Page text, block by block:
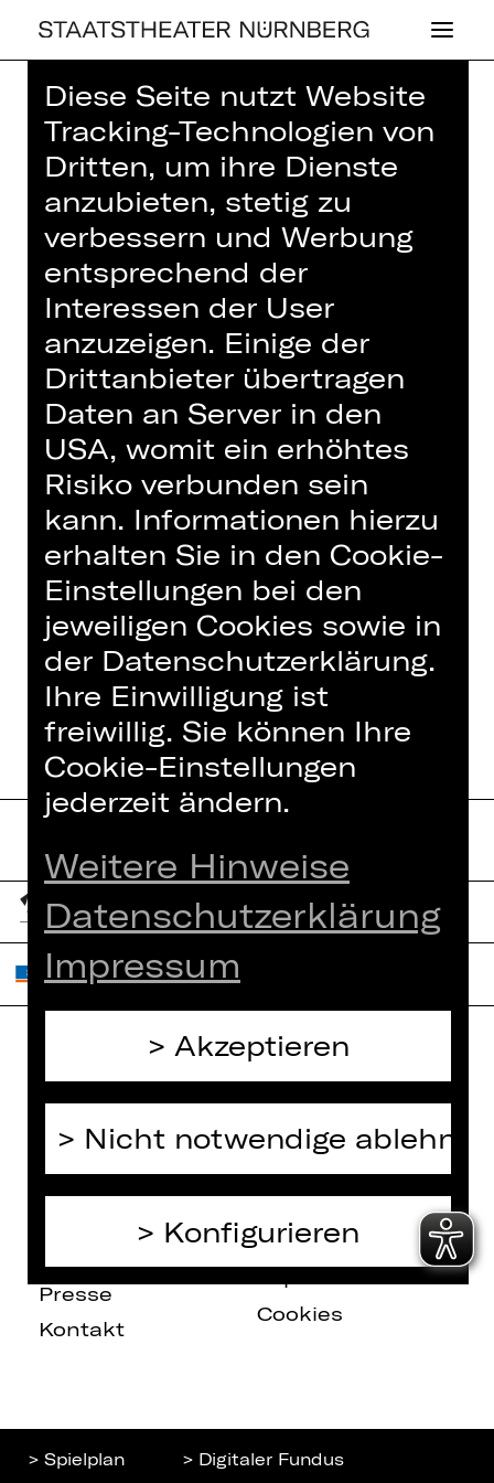
Home> Haus> Künstler*innen>
Yvonne Kespohl
SCHAUSPIEL
YVONNE KE­SP­
OHL
Regie
Regisseur
IN DIESER SPIELZEIT
EINE PERFEKTE HOCHZEIT
Home
Künstler*innen
Kartenkauf
Presse
Kontakt
Jobs
ZVB/L
AGB
Datenschutz
Cookies
> Spielplan > Digitaler Fundus
Diese Seite nutzt Website
Tracking-Technologien von
Dritten, um ihre Dienste
anzubieten, stetig zu
verbessern und Werbung
entsprechend der
Interessen der User
anzuzeigen. Einige der
Drittanbieter übertragen
Daten an Server in den
USA, womit ein erhöhtes
Risiko verbunden sein
kann. Informationen hierzu
erhalten Sie in den Cookie-
Einstellungen bei den
jeweiligen Cookies sowie in
der Datenschutzerklärung.
Ihre Einwilligung ist
freiwillig. Sie können Ihre
Cookie-Einstellungen
jederzeit ändern.
Weitere Hinweise
Datenschutzerklärung
Impressum
Akzeptieren
Nicht notwendige ablehnen
Konfigurieren